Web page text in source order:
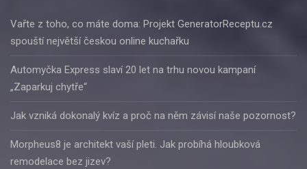
Vařte z toho, co máte doma: Projekt GeneratorReceptu.cz
spouští největší českou online kuchařku
Automyčka Express slaví 20 let na trhu novou kampaní
„Zaparkuj chytře“
Jak vzniká dokonalý kvíz a proč na něm závisí naše pozornost?
Morpheus8 je architekt vaší pleti. Jak probíhá hloubková
remodelace bez jizev?